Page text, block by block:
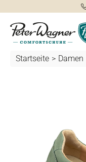
springen
Startseite > Damen